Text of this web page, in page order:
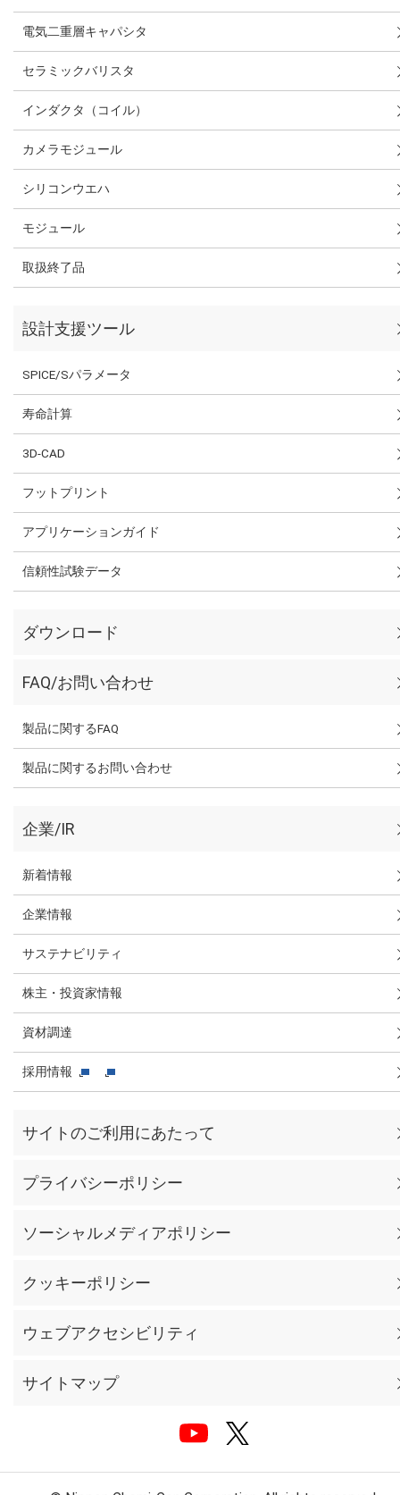
電気二重層キャパシタ
セラミックバリスタ
インダクタ（コイル）
カメラモジュール
シリコンウエハ
モジュール
取扱終了品
設計支援ツール
SPICE/Sパラメータ
寿命計算
3D-CAD
フットプリント
アプリケーションガイド
信頼性試験データ
ダウンロード
FAQ/お問い合わせ
製品に関するFAQ
製品に関するお問い合わせ
企業/IR
新着情報
企業情報
サステナビリティ
株主・投資家情報
資材調達
採用情報
サイトのご利用にあたって
プライバシーポリシー
ソーシャルメディアポリシー
クッキーポリシー
ウェブアクセシビリティ
サイトマップ